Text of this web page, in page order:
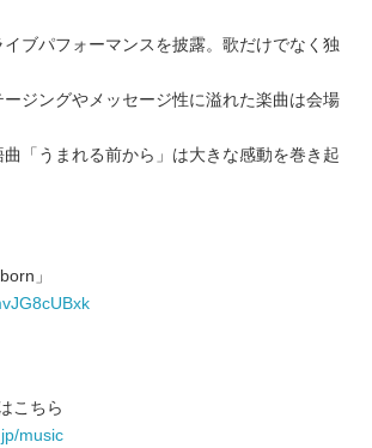
ブパフォーマンスを披露。歌だけでなく独
ジングやメッセージ性に溢れた楽曲は会場
「うまれる前から」は大きな感動を巻き起
」
こちら
music